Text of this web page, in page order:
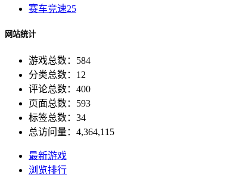
赛车竞速25
网站统计
游戏总数：584
分类总数：12
评论总数：400
页面总数：593
标签总数：34
总访问量：4,364,115
最新游戏
浏览排行